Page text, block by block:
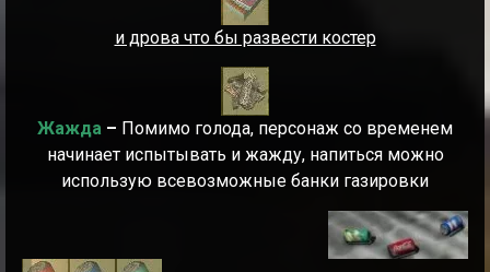
и дрова что бы развести костер
Жажда – Помимо голода, персонаж со временем
начинает испытывать и жажду, напиться можно
использую всевозможные банки газировки